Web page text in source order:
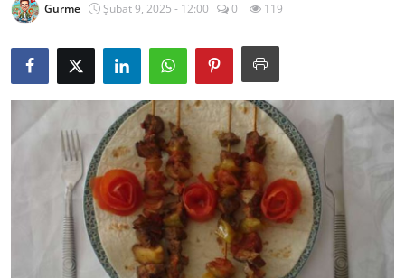
Mutfak Püf Noktaları & İpuçları
Mekan & Lezzet Rotaları
Temel Gıda ve Ürün Rehberleri
İçecek Kültürü & Barista
Yöresel Tarifler & Ev Yemekleri
Gıda Güvenliği & Sağlık
İçecek Kültürü & Rehberleri
Gurme Şubat 9, 2025 - 12:00 0 119